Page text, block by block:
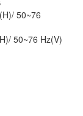
50~76
50~76 Hz(V)